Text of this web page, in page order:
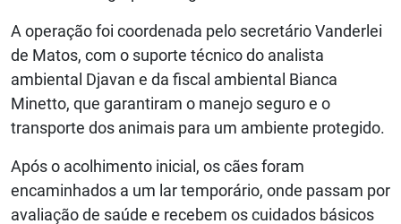
A operação foi coordenada pelo secretário Vanderlei
de Matos, com o suporte técnico do analista
ambiental Djavan e da fiscal ambiental Bianca
Minetto, que garantiram o manejo seguro e o
transporte dos animais para um ambiente protegido.
Após o acolhimento inicial, os cães foram
encaminhados a um lar temporário, onde passam por
avaliação de saúde e recebem os cuidados básicos